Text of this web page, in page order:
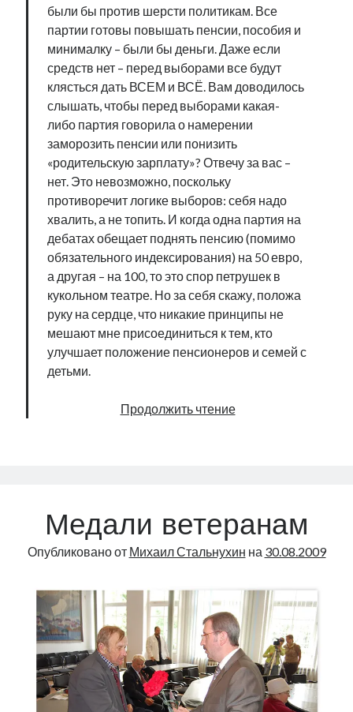
были бы против шерсти политикам. Все
партии готовы повышать пенсии, пособия и
минималку – были бы деньги. Даже если
средств нет – перед выборами все будут
клясться дать ВСЕМ и ВСЁ. Вам доводилось
слышать, чтобы перед выборами какая-
либо партия говорила о намерении
заморозить пенсии или понизить
«родительскую зарплату»? Отвечу за вас –
нет. Это невозможно, поскольку
противоречит логике выборов: себя надо
хвалить, а не топить. И когда одна партия на
дебатах обещает поднять пенсию (помимо
обязательного индексирования) на 50 евро,
а другая – на 100, то это спор петрушек в
кукольном театре. Но за себя скажу, положа
руку на сердце, что никакие принципы не
мешают мне присоединиться к тем, кто
улучшает положение пенсионеров и семей с
детьми.
Продолжить чтениеО
Медали ветеранам
Опубликовано от Михаил Стальнухин на 30.08.2009